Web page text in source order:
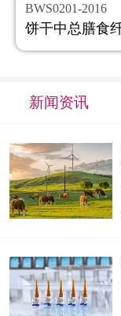
BWS0201-2016
新闻资讯